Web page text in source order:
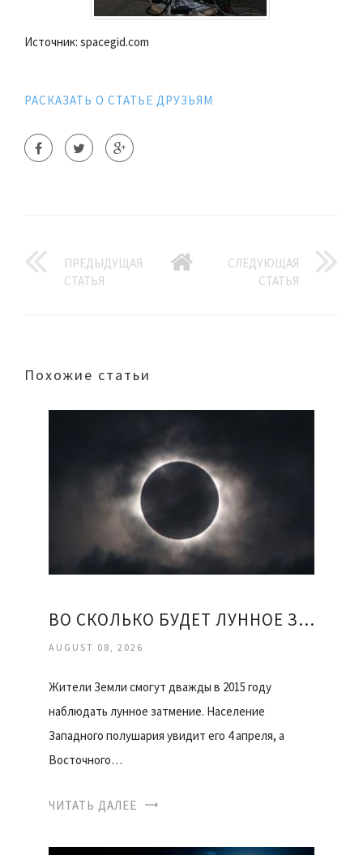
Источник: spacegid.com
РАСКАЗАТЬ О СТАТЬЕ ДРУЗЬЯМ
ПРЕДЫДУЩАЯ
СТАТЬЯ
СЛЕДУЮЩАЯ
СТАТЬЯ
Похожие статьи
ВО СКОЛЬКО БУДЕТ ЛУННОЕ ЗАТМЕНИЕ
AUGUST 08, 2026
Жители Земли смогут дважды в 2015 году
наблюдать лунное затмение. Население
Западного полушария увидит его 4 апреля, а
Восточного…
ЧИТАТЬ ДАЛЕЕ